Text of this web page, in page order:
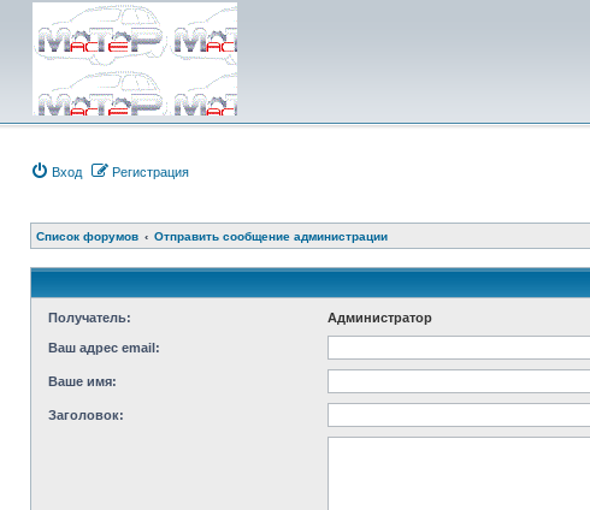
Вход Регистрация
Список форумов Отправить сообщение администрации
Получатель: Администратор
Ваш адрес email:
Ваше имя:
Заголовок: